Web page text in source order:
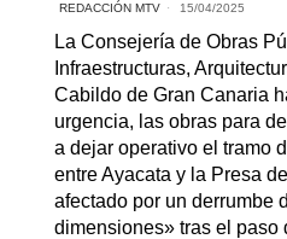
REDACCIÓN MTV 15/04/2025
La Consejería de Obras
Infraestructuras,
Cabildo de Gran Canaria
urgencia, las obras para
a dejar operativo el tramo
entre Ayacata y la Presa
afectado por un derrumbe
dimensiones» tras el paso